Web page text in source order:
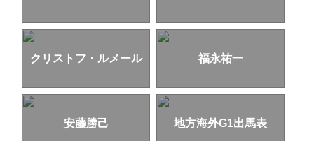
クリストフ・ルメール 福永祐一
安藤勝己 地方海外G1出馬表